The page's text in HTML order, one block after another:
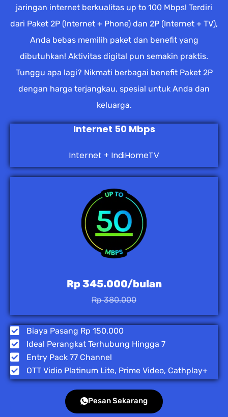
jaringan internet berkualitas up to 100 Mbps! Terdiri
dari Paket 2P (Internet + Phone) dan 2P (Internet + TV),
Anda bebas memilih paket dan benefit yang
dibutuhkan! Aktivitas digital pun semakin praktis.
Tunggu apa lagi? Nikmati berbagai benefit Paket 2P
dengan harga terjangkau, spesial untuk Anda dan
keluarga.
Internet 50 Mbps
Internet + IndiHomeTV
Rp 345.000/bulan
Rp 380.000
Biaya Pasang Rp 150.000
Ideal Perangkat Terhubung Hingga 7
Entry Pack 77 Channel
OTT Vidio Platinum Lite, Prime Video, Cathplay+
Pesan Sekarang